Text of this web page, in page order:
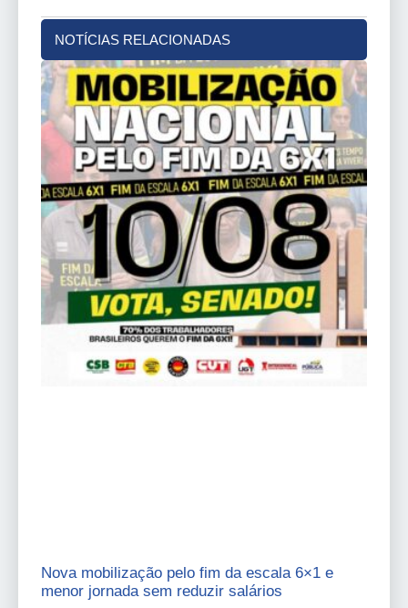
NOTÍCIAS RELACIONADAS
Nova mobilização pelo fim da escala 6×1 e
menor jornada sem reduzir salários